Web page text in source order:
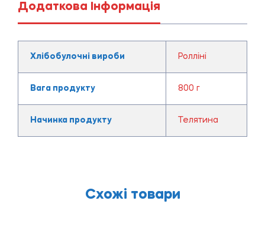
Додаткова Інформація
Хлібобулочні вироби Ролліні
Вага продукту 800 г
Начинка продукту Телятина
Схожі товари